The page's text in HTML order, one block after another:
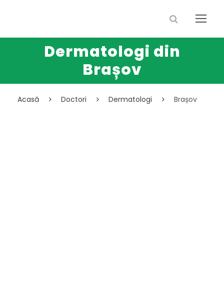
Dermatologi din
Brașov
Acasă Doctori Dermatologi Brașov